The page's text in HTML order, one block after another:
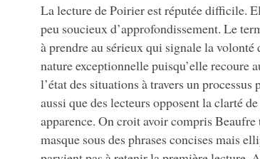
La lecture de Poirier est réputée difficile.
peu soucieux d’approfondissement. Le
à prendre au sérieux qui signale la
nature exceptionnelle puisqu’elle recoure
l’état des situations à travers un
aussi que des lecteurs opposent la clarté
apparence. On croit avoir compris
masque sous des phrases concises mais